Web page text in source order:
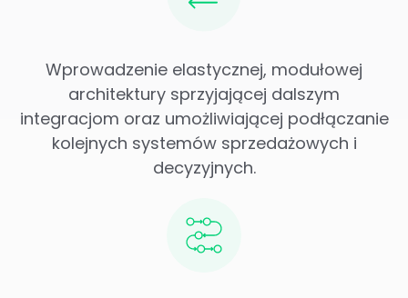
Wprowadzenie elastycznej, modułowej
architektury sprzyjającej dalszym
integracjom oraz umożliwiającej podłączanie
kolejnych systemów sprzedażowych i
decyzyjnych.